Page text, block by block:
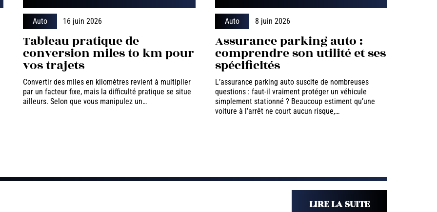
Auto 16 juin 2026
Tableau pratique de
conversion miles to km pour
vos trajets
Convertir des miles en kilomètres revient à multiplier
par un facteur fixe, mais la difficulté pratique se situe
ailleurs. Selon que vous manipulez un…
Auto 8 juin 2026
Assurance parking auto :
comprendre son utilité et ses
spécificités
L’assurance parking auto suscite de nombreuses
questions : faut-il vraiment protéger un véhicule
simplement stationné ? Beaucoup estiment qu’une
voiture à l’arrêt ne court aucun risque,…
LIRE LA SUITE